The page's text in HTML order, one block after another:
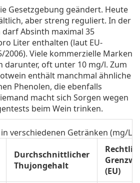
Gesetzgebung geändert. Heute
aber streng reguliert. In der
Absinth maximal 35
Liter enthalten (laut EU-
2006). Viele kommerzielle Marken
darunter, oft unter 10 mg/l. Zum
enthält manchmal ähnliche
Phenolen, die ebenfalls
macht sich Sorgen wegen
beim Wein trinken.
verschiedenen Getränken (mg/
Durchschnittlicher
Thujongehalt
(EU)